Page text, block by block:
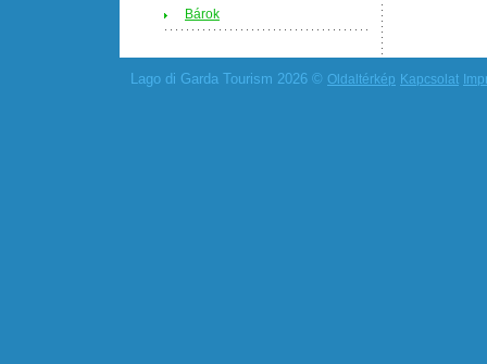
Bárok
Lago di Garda Tourism 2026 © Oldaltérkép Kapcsolat